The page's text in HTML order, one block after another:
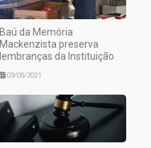
Baú da Memória
Mackenzista preserva
lembranças da Instituição
03/05/2021